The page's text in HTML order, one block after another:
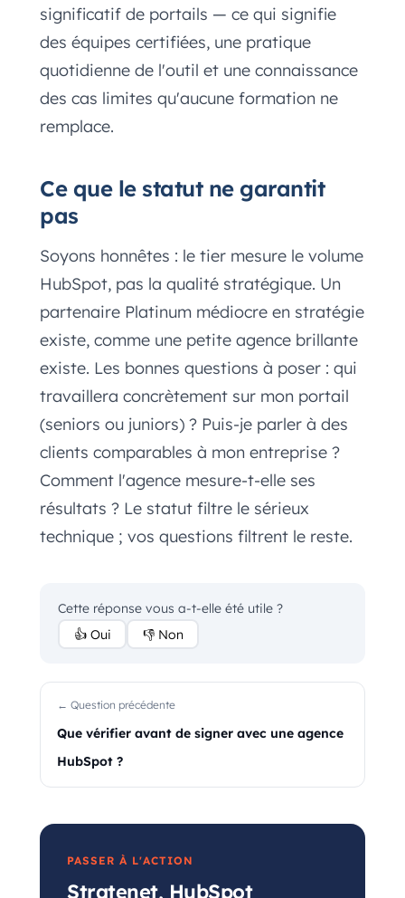
significatif de portails — ce qui signifie
des équipes certifiées, une pratique
quotidienne de l'outil et une connaissance
des cas limites qu'aucune formation ne
remplace.
Ce que le statut ne garantit
pas
Soyons honnêtes : le tier mesure le volume
HubSpot, pas la qualité stratégique. Un
partenaire Platinum médiocre en stratégie
existe, comme une petite agence brillante
existe. Les bonnes questions à poser : qui
travaillera concrètement sur mon portail
(seniors ou juniors) ? Puis-je parler à des
clients comparables à mon entreprise ?
Comment l'agence mesure-t-elle ses
résultats ? Le statut filtre le sérieux
technique ; vos questions filtrent le reste.
Cette réponse vous a-t-elle été utile ?
👍 Oui
👎 Non
← Question précédente
Que vérifier avant de signer avec une agence
HubSpot ?
PASSER À L'ACTION
Stratenet, HubSpot